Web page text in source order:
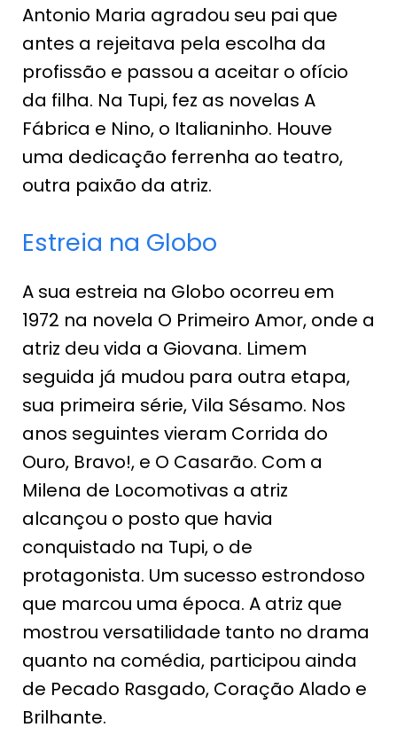
Antonio Maria agradou seu pai que
antes a rejeitava pela escolha da
profissão e passou a aceitar o ofício
da filha. Na Tupi, fez as novelas A
Fábrica e Nino, o Italianinho. Houve
uma dedicação ferrenha ao teatro,
outra paixão da atriz.
Estreia na Globo
A sua estreia na Globo ocorreu em
1972 na novela O Primeiro Amor, onde a
atriz deu vida a Giovana. Limem
seguida já mudou para outra etapa,
sua primeira série, Vila Sésamo. Nos
anos seguintes vieram Corrida do
Ouro, Bravo!, e O Casarão. Com a
Milena de Locomotivas a atriz
alcançou o posto que havia
conquistado na Tupi, o de
protagonista. Um sucesso estrondoso
que marcou uma época. A atriz que
mostrou versatilidade tanto no drama
quanto na comédia, participou ainda
de Pecado Rasgado, Coração Alado e
Brilhante.